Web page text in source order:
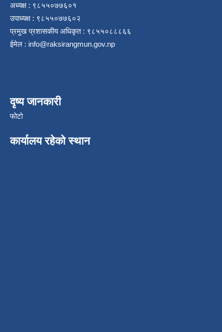
अध्यक्ष : ९८५५०७७६०१
उपाध्यक्ष : ९८५५०७७६०२
प्रमुख प्रशासकीय अधिकृत : ९८५५०८८८६६
ईमेल : info@raksirangmun.gov.np
दृष्य जानकारी
फोटो
कार्यालय रहेको स्थान